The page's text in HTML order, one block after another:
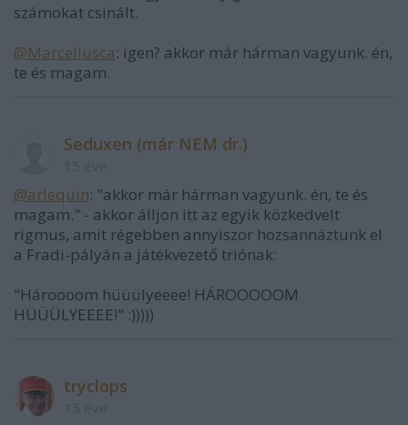
számokat csinált.
@Marcellusca: igen? akkor már hárman vagyunk. én,
te és magam.
Seduxen (már NEM dr.)
@arlequin: "akkor már hárman vagyunk. én, te és
magam." - akkor álljon itt az egyik közkedvelt
rigmus, amit régebben annyiszor hozsannáztunk el
a Fradi-pályán a játékvezető triónak:
"Hároooom hüüülyeeee! HÁROOOOOM
HÜÜÜLYEEEE!" :)))))
tryclops